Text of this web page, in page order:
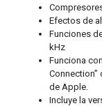
Efectos de
Funciones
kHz
Funciona
Connection”
de Apple.
Incluye la